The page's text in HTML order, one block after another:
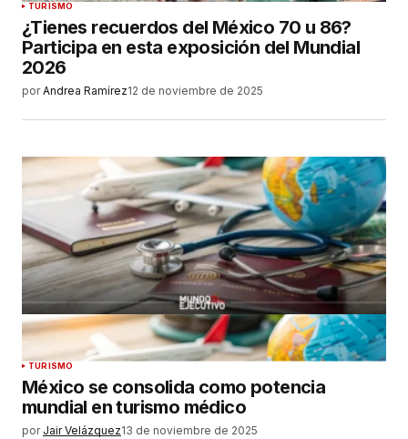
TURISMO
¿Tienes recuerdos del México 70 u 86?
Participa en esta exposición del Mundial
2026
por Andrea Ramírez12 de noviembre de 2025
TURISMO
México se consolida como potencia
mundial en turismo médico
por Jair Velázquez13 de noviembre de 2025